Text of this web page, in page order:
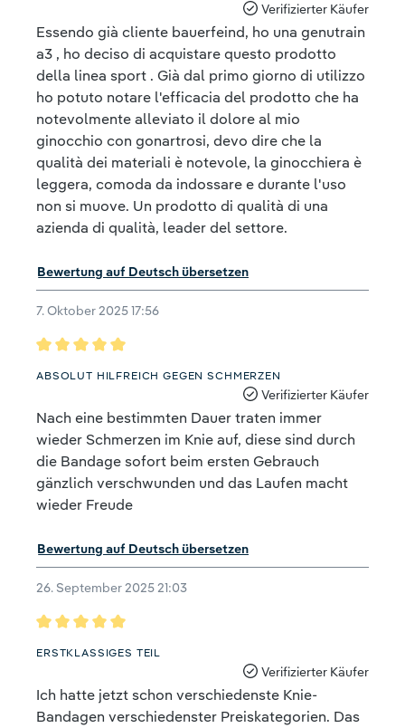
Verifizierter Käufer
Essendo già cliente bauerfeind, ho una genutrain
a3 , ho deciso di acquistare questo prodotto
della linea sport . Già dal primo giorno di utilizzo
ho potuto notare l'efficacia del prodotto che ha
notevolmente alleviato il dolore al mio
ginocchio con gonartrosi, devo dire che la
qualità dei materiali è notevole, la ginocchiera è
leggera, comoda da indossare e durante l'uso
non si muove. Un prodotto di qualità di una
azienda di qualità, leader del settore.
Bewertung auf Deutsch übersetzen
7. Oktober 2025 17:56
Bewertung mit 5 von 5 Sternen
ABSOLUT HILFREICH GEGEN SCHMERZEN
Verifizierter Käufer
Nach eine bestimmten Dauer traten immer
wieder Schmerzen im Knie auf, diese sind durch
die Bandage sofort beim ersten Gebrauch
gänzlich verschwunden und das Laufen macht
wieder Freude
Bewertung auf Deutsch übersetzen
26. September 2025 21:03
Bewertung mit 5 von 5 Sternen
ERSTKLASSIGES TEIL
Verifizierter Käufer
Ich hatte jetzt schon verschiedenste Knie-
Bandagen verschiedenster Preiskategorien. Das